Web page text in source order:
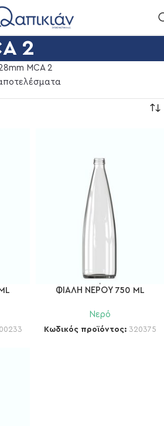
2
MCA 2
ΦΙΑΛΗ ΝΕΡΟΥ 750 ML
Νερό
Κωδικός προϊόντος: 320375